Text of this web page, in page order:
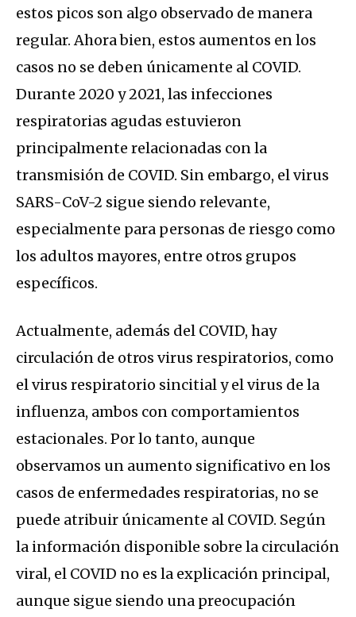
estos picos son algo observado de manera
regular. Ahora bien, estos aumentos en los
casos no se deben únicamente al COVID.
Durante 2020 y 2021, las infecciones
respiratorias agudas estuvieron
principalmente relacionadas con la
transmisión de COVID. Sin embargo, el virus
SARS-CoV-2 sigue siendo relevante,
especialmente para personas de riesgo como
los adultos mayores, entre otros grupos
específicos.
Actualmente, además del COVID, hay
circulación de otros virus respiratorios, como
el virus respiratorio sincitial y el virus de la
influenza, ambos con comportamientos
estacionales. Por lo tanto, aunque
observamos un aumento significativo en los
casos de enfermedades respiratorias, no se
puede atribuir únicamente al COVID. Según
la información disponible sobre la circulación
viral, el COVID no es la explicación principal,
aunque sigue siendo una preocupación